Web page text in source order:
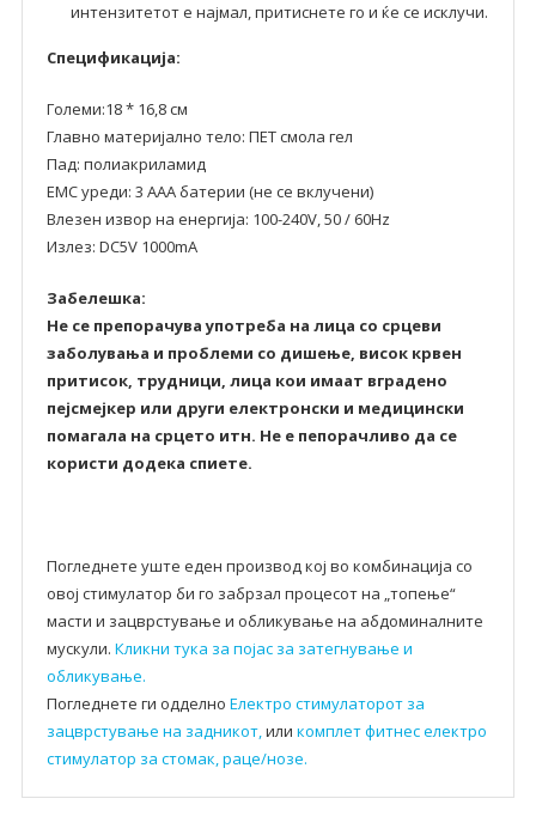
интензитетот е најмал, притиснете го и ќе се исклучи.
Спецификација:
Големи:18 * 16,8 см
Главно материјално тело: ПЕТ смола гел
Пад: полиакриламид
ЕМС уреди: 3 ААА батерии (не се вклучени)
Влезен извор на енергија: 100-240V, 50 / 60Hz
Излез: DC5V 1000mA
Забелешка:
Не се препорачува употреба на лица со срцеви
заболувања и проблеми со дишење, висок крвен
притисок, трудници, лица кои имаат вградено
пејсмејкер или други електронски и медицински
помагала на срцето итн. Не е пепорачливо да се
користи додека спиете.
Погледнете уште еден производ кој во комбинација со
овој стимулатор би го забрзал процесот на „топење“
масти и зацврстување и обликување на абдоминалните
мускули. Кликни тука за појас за затегнување и
обликување.
Погледнете ги одделно Електро стимулаторот за
зацврстување на задникот,или комплет фитнес електро
стимулатор за стомак, раце/нозе.